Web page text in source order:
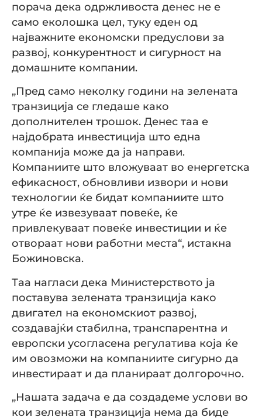
порача дека одржливоста денес не е
само еколошка цел, туку еден од
најважните економски предуслови за
развој, конкурентност и сигурност на
домашните компании.
„Пред само неколку години на зелената
транзиција се гледаше како
дополнителен трошок. Денес таа е
најдобрата инвестиција што една
компанија може да ја направи.
Компаниите што вложуваат во енергетска
ефикасност, обновливи извори и нови
технологии ќе бидат компаниите што
утре ќе извезуваат повеќе, ќе
привлекуваат повеќе инвестиции и ќе
отвораат нови работни места“, истакна
Божиновска.
Таа нагласи дека Министерството ја
поставува зелената транзиција како
двигател на економскиот развој,
создавајќи стабилна, транспарентна и
европски усогласена регулатива која ќе
им овозможи на компаниите сигурно да
инвестираат и да планираат долгорочно.
„Нашата задача е да создадеме услови во
кои зелената транзиција нема да биде